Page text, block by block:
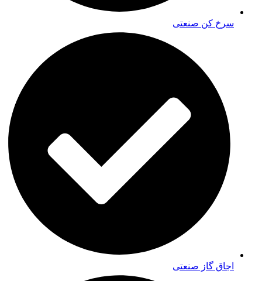
سرخ کن صنعتی
اجاق گاز صنعتی